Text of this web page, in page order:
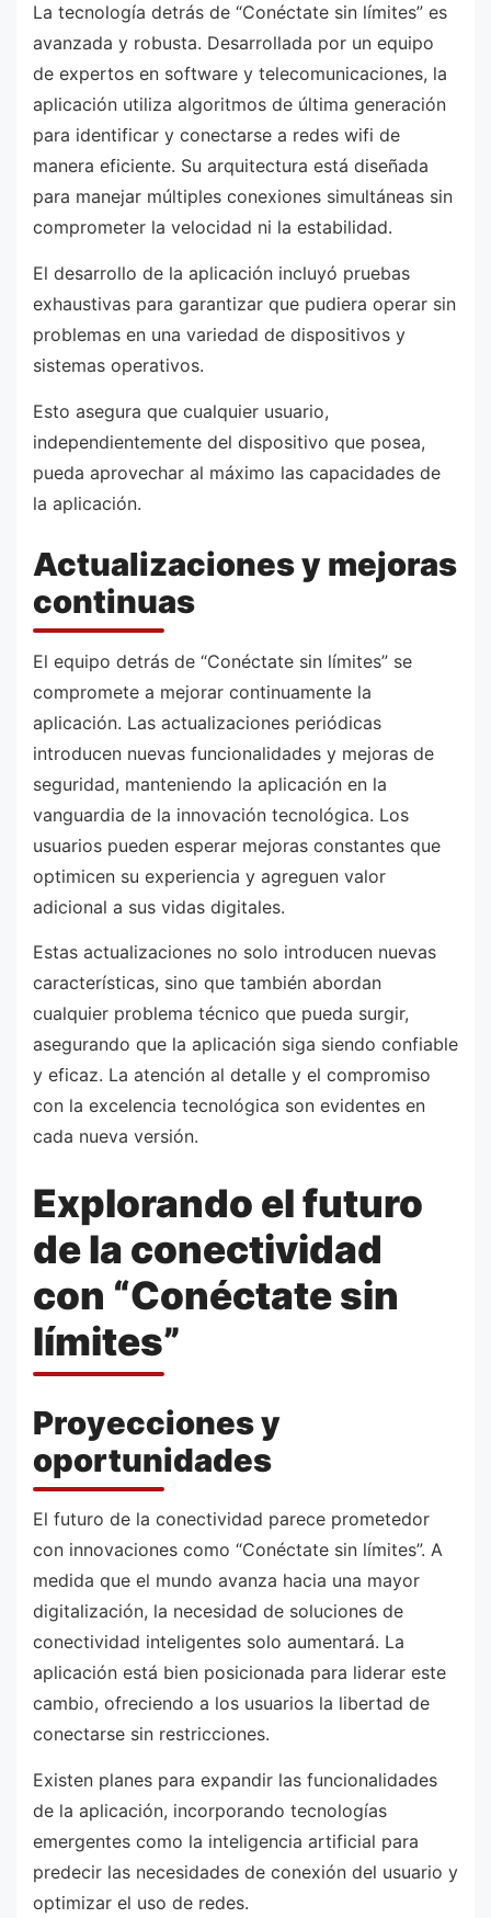
La tecnología detrás de “Conéctate sin límites” es
avanzada y robusta. Desarrollada por un equipo
de expertos en software y telecomunicaciones, la
aplicación utiliza algoritmos de última generación
para identificar y conectarse a redes wifi de
manera eficiente. Su arquitectura está diseñada
para manejar múltiples conexiones simultáneas sin
comprometer la velocidad ni la estabilidad.
El desarrollo de la aplicación incluyó pruebas
exhaustivas para garantizar que pudiera operar sin
problemas en una variedad de dispositivos y
sistemas operativos.
Esto asegura que cualquier usuario,
independientemente del dispositivo que posea,
pueda aprovechar al máximo las capacidades de
la aplicación.
Actualizaciones y mejoras
continuas
El equipo detrás de “Conéctate sin límites” se
compromete a mejorar continuamente la
aplicación. Las actualizaciones periódicas
introducen nuevas funcionalidades y mejoras de
seguridad, manteniendo la aplicación en la
vanguardia de la innovación tecnológica. Los
usuarios pueden esperar mejoras constantes que
optimicen su experiencia y agreguen valor
adicional a sus vidas digitales.
Estas actualizaciones no solo introducen nuevas
características, sino que también abordan
cualquier problema técnico que pueda surgir,
asegurando que la aplicación siga siendo confiable
y eficaz. La atención al detalle y el compromiso
con la excelencia tecnológica son evidentes en
cada nueva versión.
Explorando el futuro
de la conectividad
con “Conéctate sin
límites”
Proyecciones y
oportunidades
El futuro de la conectividad parece prometedor
con innovaciones como “Conéctate sin límites”. A
medida que el mundo avanza hacia una mayor
digitalización, la necesidad de soluciones de
conectividad inteligentes solo aumentará. La
aplicación está bien posicionada para liderar este
cambio, ofreciendo a los usuarios la libertad de
conectarse sin restricciones.
Existen planes para expandir las funcionalidades
de la aplicación, incorporando tecnologías
emergentes como la inteligencia artificial para
predecir las necesidades de conexión del usuario y
optimizar el uso de redes.